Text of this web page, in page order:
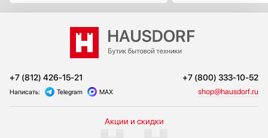
+7 (812) 426-15-21 +7 (800) 333-10-52
Написать: Telegram MAX shop@hausdorf.ru
Акции и скидки